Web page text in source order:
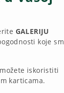
GALERIJU
koje
iskoristiti
karticama.